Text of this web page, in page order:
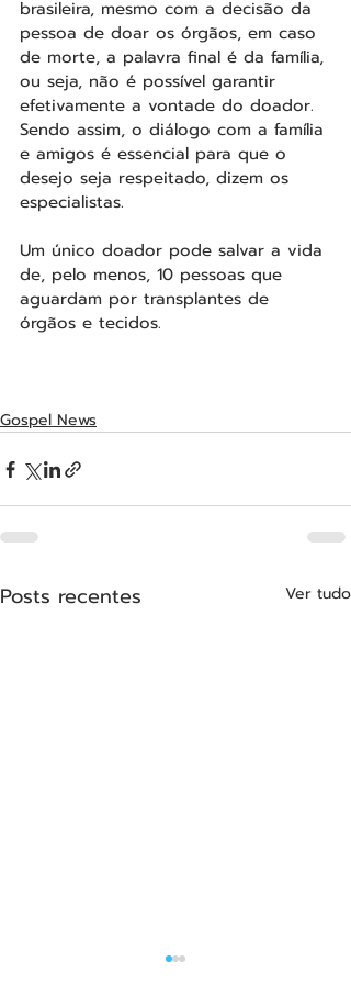
brasileira, mesmo com a decisão da
pessoa de doar os órgãos, em caso
de morte, a palavra final é da família,
ou seja, não é possível garantir
efetivamente a vontade do doador.
Sendo assim, o diálogo com a família
e amigos é essencial para que o
desejo seja respeitado, dizem os
especialistas.
Um único doador pode salvar a vida
de, pelo menos, 10 pessoas que
aguardam por transplantes de
órgãos e tecidos.
Gospel News
Posts recentes Ver tudo